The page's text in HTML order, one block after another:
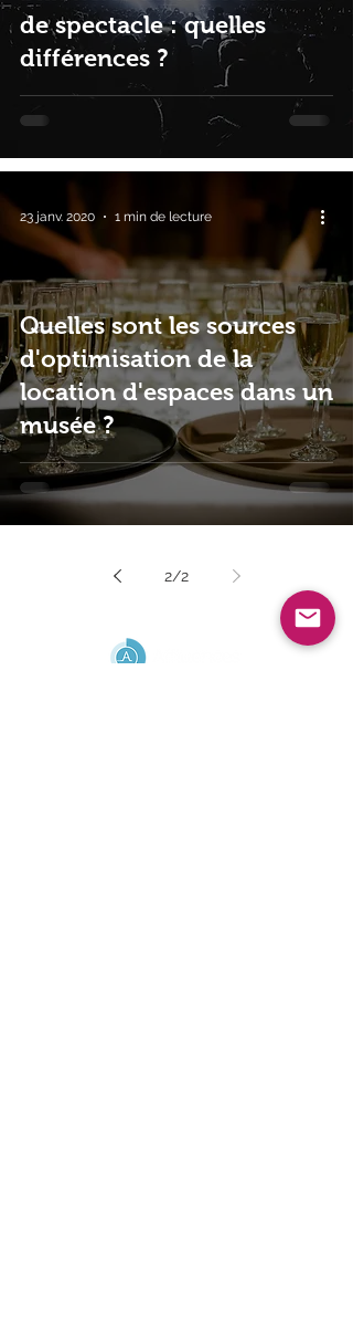
de spectacle : quelles
différences ?
Quelles sont les sources
d'optimisation de la
location d'espaces dans un
musée ?
23 janv. 2020 1 min de lecture
2/2